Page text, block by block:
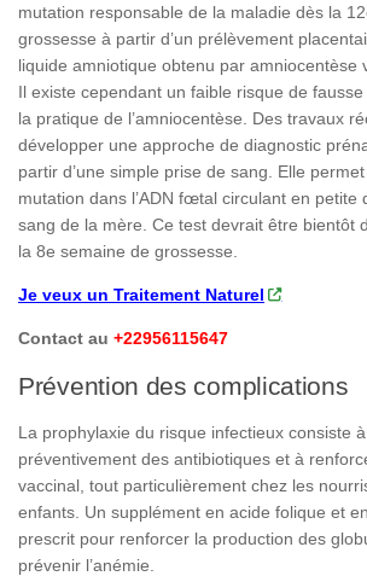
mutation responsable de la maladie dès la
grossesse à partir d’un prélèvement
liquide amniotique obtenu par amniocentèse
Il existe cependant un faible risque de
la pratique de l’amniocentèse. Des travaux
développer une approche de diagnostic
partir d’une simple prise de sang. Elle
mutation dans l’ADN fœtal circulant en petite
sang de la mère. Ce test devrait être bientôt
la 8e semaine de grossesse.
Je veux un Traitement Naturel
Contact au +22956115647
Prévention des complications
La prophylaxie du risque infectieux consiste
préventivement des antibiotiques et à
vaccinal, tout particulièrement chez les
enfants. Un supplément en acide folique et
prescrit pour renforcer la production des
prévenir l’anémie.